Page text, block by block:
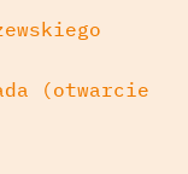
(otwarcie